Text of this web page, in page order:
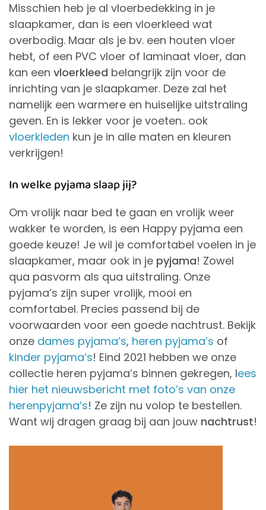
Misschien heb je al vloerbedekking in je
slaapkamer, dan is een vloerkleed wat
overbodig. Maar als je bv. een houten vloer
hebt, of een PVC vloer of laminaat vloer, dan
kan een vloerkleed belangrijk zijn voor de
inrichting van je slaapkamer. Deze zal het
namelijk een warmere en huiselijke uitstraling
geven. En is lekker voor je voeten.. ook
vloerkleden kun je in alle maten en kleuren
verkrijgen!
In welke pyjama slaap jij?
Om vrolijk naar bed te gaan en vrolijk weer
wakker te worden, is een Happy pyjama een
goede keuze! Je wil je comfortabel voelen in je
slaapkamer, maar ook in je pyjama! Zowel
qua pasvorm als qua uitstraling. Onze
pyjama’s zijn super vrolijk, mooi en
comfortabel. Precies passend bij de
voorwaarden voor een goede nachtrust. Bekijk
onze dames pyjama’s, heren pyjama’s of
kinder pyjama’s! Eind 2021 hebben we onze
collectie heren pyjama’s binnen gekregen, lees
hier het nieuwsbericht met foto’s van onze
herenpyjama’s! Ze zijn nu volop te bestellen.
Want wij dragen graag bij aan jouw nachtrust!